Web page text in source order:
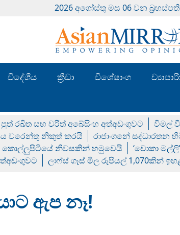
2026 අගෝස්‍තු මස 06 වන
විදේශීය ක්‍රීඩා විශේෂාංග
රඛිත සහ චරිත් අබේසිංහ අත්අඩංගුවට විමල්
වරෙන්තු නිකුත් කරයි
රාජාංගනේ සද්ධාරතන
කොල්ලුපිටියේ නිවසකින් හමුවෙයි
‘චොකා
ලාෆ්ස් ගෑස් මිල රුපියල් 1,070කින්
ඇප නෑ!